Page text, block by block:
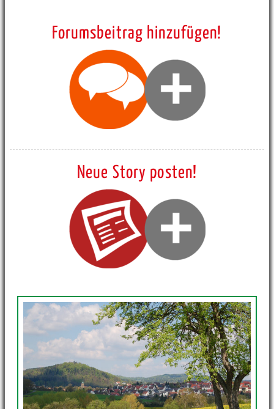
Forumsbeitrag hinzufügen!
Neue Story posten!